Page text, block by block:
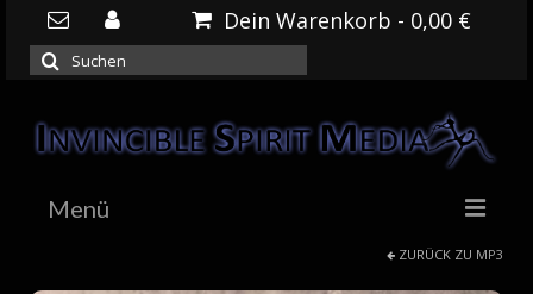
Dein Warenkorb - 0,00 €
Suchen
nach:
Menü
ZURÜCK ZU MP3